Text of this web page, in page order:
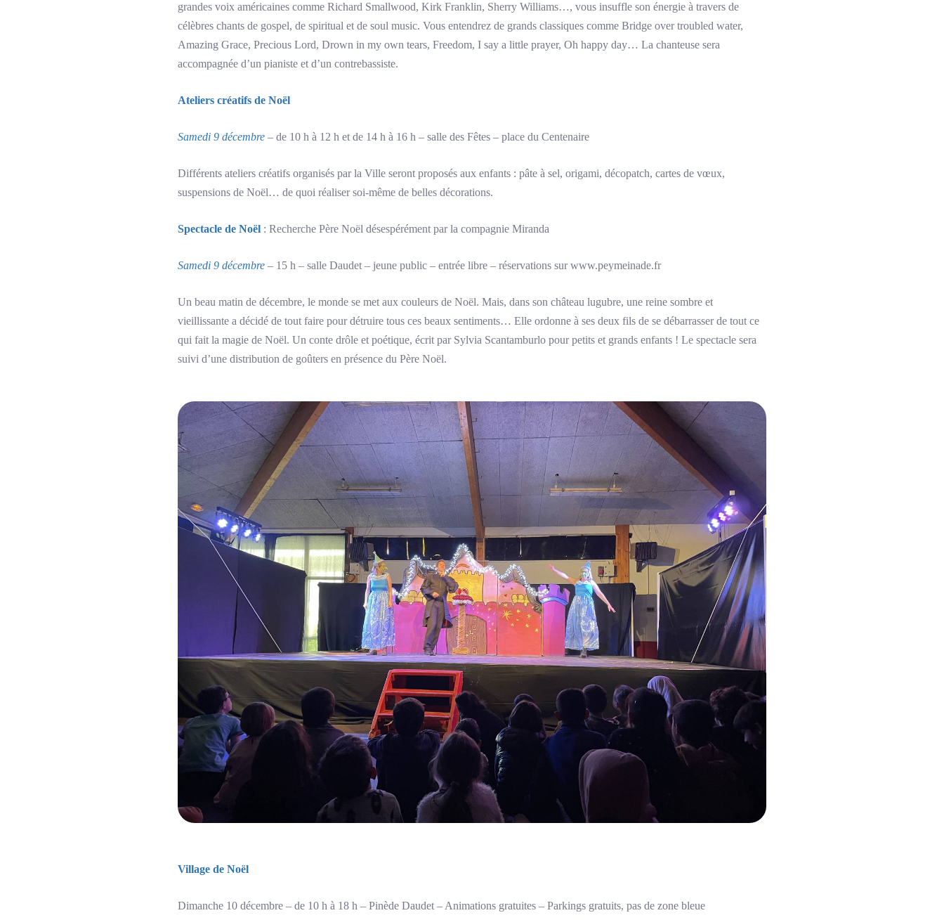
grandes voix américaines comme Richard Smallwood, Kirk Franklin, Sherry Williams…, vous insuffle son énergie à travers de
célèbres chants de gospel, de spiritual et de soul music. Vous entendrez de grands classiques comme Bridge over troubled water,
Amazing Grace, Precious Lord, Drown in my own tears, Freedom, I say a little prayer, Oh happy day… La chanteuse sera
accompagnée d’un pianiste et d’un contrebassiste.
Ateliers créatifs de Noël
Samedi 9 décembre – de 10 h à 12 h et de 14 h à 16 h – salle des Fêtes – place du Centenaire
Différents ateliers créatifs organisés par la Ville seront proposés aux enfants : pâte à sel, origami, décopatch, cartes de vœux,
suspensions de Noël… de quoi réaliser soi-même de belles décorations.
Spectacle de Noël : Recherche Père Noël désespérément par la compagnie Miranda
Samedi 9 décembre – 15 h – salle Daudet – jeune public – entrée libre – réservations sur www.peymeinade.fr
Un beau matin de décembre, le monde se met aux couleurs de Noël. Mais, dans son château lugubre, une reine sombre et
vieillissante a décidé de tout faire pour détruire tous ces beaux sentiments… Elle ordonne à ses deux fils de se débarrasser de tout ce
qui fait la magie de Noël. Un conte drôle et poétique, écrit par Sylvia Scantamburlo pour petits et grands enfants ! Le spectacle sera
suivi d’une distribution de goûters en présence du Père Noël.
Village de Noël
Dimanche 10 décembre – de 10 h à 18 h – Pinède Daudet – Animations gratuites – Parkings gratuits, pas de zone bleue